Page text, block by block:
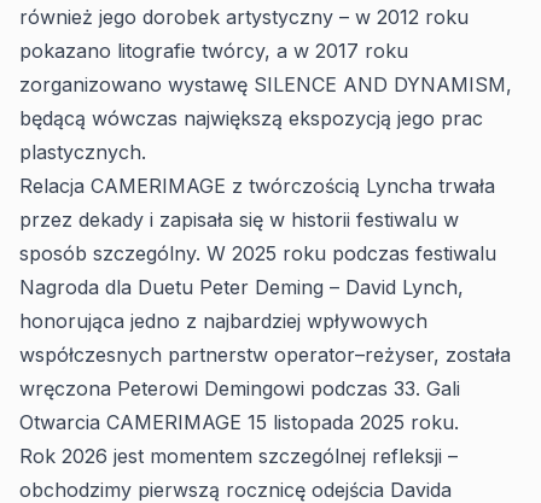
również jego dorobek artystyczny – w 2012 roku
pokazano litografie twórcy, a w 2017 roku
zorganizowano wystawę SILENCE AND DYNAMISM,
będącą wówczas największą ekspozycją jego prac
plastycznych.
Relacja CAMERIMAGE z twórczością Lyncha trwała
przez dekady i zapisała się w historii festiwalu w
sposób szczególny. W 2025 roku podczas festiwalu
Nagroda dla Duetu Peter Deming – David Lynch,
honorująca jedno z najbardziej wpływowych
współczesnych partnerstw operator–reżyser, została
wręczona Peterowi Demingowi podczas 33. Gali
Otwarcia CAMERIMAGE 15 listopada 2025 roku.
Rok 2026 jest momentem szczególnej refleksji –
obchodzimy pierwszą rocznicę odejścia Davida